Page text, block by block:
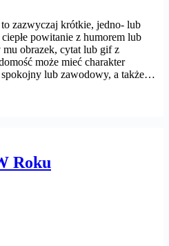
zazwyczaj krótkie, jedno- lub
powitanie z humorem lub
obrazek, cytat lub gif z
może mieć charakter
lub zawodowy, a także…
Roku